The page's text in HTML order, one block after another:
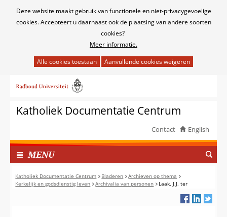
Cookies
Deze website maakt gebruik van functionele en niet-privacygevoelige
cookies. Accepteert u daarnaast ook de plaatsing van andere soorten
cookies?
Meer informatie.
het
van
cookies
deze
website
worden
toegestaan
of
naar
inhoudKatholiek Documentatie Centrum
Contact English
MENUI
N
G
E
Katholiek Documentatie Centrum Bladeren
Archieven op thema
Kerkelijk en godsdienstig leven
Archivalia van personen Laak, J.J. ter